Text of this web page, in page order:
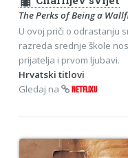
The Perks of Being a
U ovoj priči o odrastanju
razreda srednje škole
prijatelja i prvom ljubavi.
Hrvatski titlovi
Gledaj na
NETFLIXU